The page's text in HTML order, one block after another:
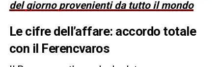
del giorno provenienti da tutto il mondo
Le cifre dell’affare: accordo totale
con il Ferencvaros